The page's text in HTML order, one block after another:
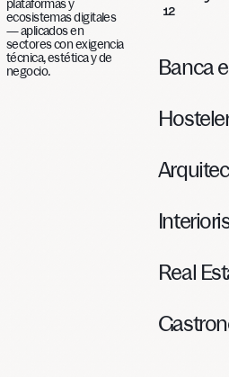
plataformas y
ecosistemas digitales
— aplicados en
sectores con exigencia
técnica, estética y de
negocio.
12
Banca
Real